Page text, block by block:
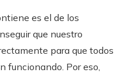
es el de los
que nuestro
para que todos
funcionando. Por eso,